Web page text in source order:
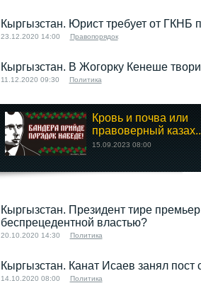
Кыргызстан. Юрист требует от ГКНБ
23.12.2020 14:00 Правопорядок
Кыргызстан. В Жогорку Кенеше
11.12.2020 09:30 Политика
Кровь и почва или
правоверный
15.09.2023 08:00
Кыргызстан. Президент тире
беспрецедентной властью?
20.10.2020 14:30 Политика
Кыргызстан. Канат Исаев занял пост
14.10.2020 08:00 Политика